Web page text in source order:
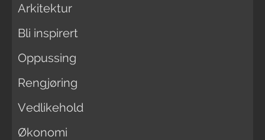
Arkitektur
Bli inspirert
Oppussing
Rengjøring
Vedlikehold
Økonomi